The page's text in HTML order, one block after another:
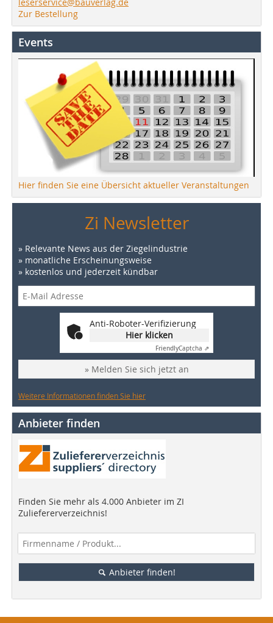
Zur Bestellung
Events
Hier finden Sie eine Übersicht aktueller Veranstaltungen
Zi Newsletter
» Relevante News aus der Ziegelindustrie
» monatliche Erscheinungsweise
» kostenlos und jederzeit kündbar
Anti-Roboter-Verifizierung
Hier klicken
FriendlyCaptcha ⇗
» Melden Sie sich jetzt an
Weitere Informationen finden Sie hier
Anbieter finden
Finden Sie mehr als 4.000 Anbieter im ZI
Zuliefererverzeichnis!
Anbieter finden!